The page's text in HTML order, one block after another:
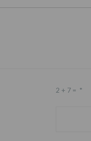
2 + 7 = *